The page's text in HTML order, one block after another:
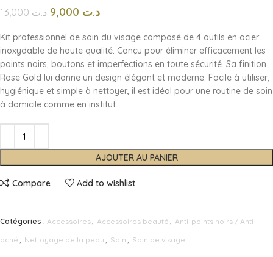
د.ت13,000 د.ت
Kit professionnel de soin du visage composé de 4 outils en acier
inoxydable de haute qualité. Conçu pour éliminer efficacement les
points noirs, boutons et imperfections en toute sécurité. Sa finition
Rose Gold lui donne un design élégant et moderne. Facile à utiliser,
hygiénique et simple à nettoyer, il est idéal pour une routine de soin
à domicile comme en institut.
AJOUTER AU PANIER
Compare Add to wishlist
Catégories : Accessoires, Accessoires beauté , Anti-points noirs / Anti-
acné , Nettoyage de la peau , Soin , Soin de visage